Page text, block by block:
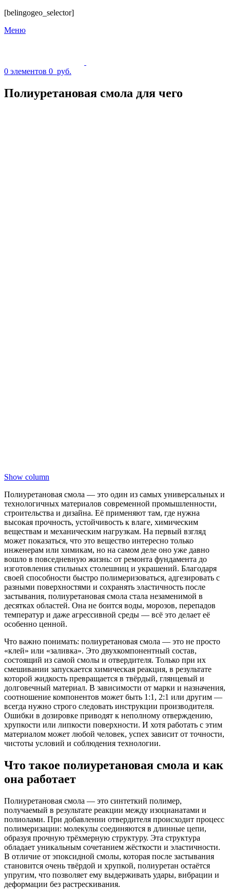
[belingogeo_selector]
Меню
0 элементов 0 руб.
Полиуретановая смола для чего
Show column
Полиуретановая смола — это один из самых универсальных и
технологичных материалов современной промышленности,
строительства и дизайна. Её применяют там, где нужна
высокая прочность, устойчивость к влаге, химическим
веществам и механическим нагрузкам. На первый взгляд
может показаться, что это вещество интересно только
инженерам или химикам, но на самом деле оно уже давно
вошло в повседневную жизнь: от ремонта фундамента до
изготовления стильных столешниц и украшений. Благодаря
своей способности быстро полимеризоваться, адгезировать с
разными поверхностями и сохранять эластичность после
застывания, полиуретановая смола стала незаменимой в
десятках областей. Она не боится воды, морозов, перепадов
температур и даже агрессивной среды — всё это делает её
особенно ценной.
Что важно понимать: полиуретановая смола — это не просто
«клей» или «заливка». Это двухкомпонентный состав,
состоящий из самой смолы и отвердителя. Только при их
смешивании запускается химическая реакция, в результате
которой жидкость превращается в твёрдый, глянцевый и
долговечный материал. В зависимости от марки и назначения,
соотношение компонентов может быть 1:1, 2:1 или другим —
всегда нужно строго следовать инструкции производителя.
Ошибки в дозировке приводят к неполному отверждению,
хрупкости или липкости поверхности. И хотя работать с этим
материалом может любой человек, успех зависит от точности,
чистоты условий и соблюдения технологии.
Что такое полиуретановая смола и как
она работает
Полиуретановая смола — это синтеткий полимер,
получаемый в результате реакции между изоцианатами и
полиолами. При добавлении отвердителя происходит процесс
полимеризации: молекулы соединяются в длинные цепи,
образуя прочную трёхмерную структуру. Эта структура
обладает уникальным сочетанием жёсткости и эластичности.
В отличие от эпоксидной смолы, которая после застывания
становится очень твёрдой и хрупкой, полиуретан остаётся
упругим, что позволяет ему выдерживать удары, вибрации и
деформации без растрескивания.